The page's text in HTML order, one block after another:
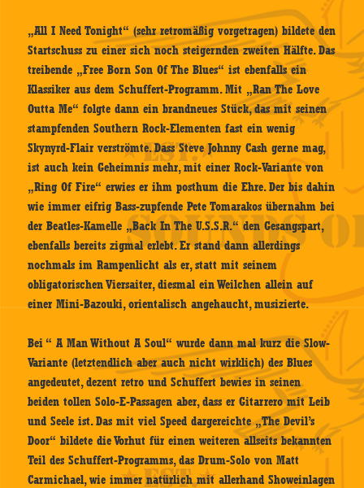
„All I Need Tonight“ (sehr retromäßig vorgetragen) bildete den
Startschuss zu einer sich noch steigernden zweiten Hälfte. Das
treibende „Free Born Son Of The Blues“ ist ebenfalls ein
Klassiker aus dem Schuffert-Programm. Mit „Ran The Love
Outta Me“ folgte dann ein brandneues Stück, das mit seinen
stampfenden Southern Rock-Elementen fast ein wenig
Skynyrd-Flair verströmte. Dass Steve Johnny Cash gerne mag,
ist auch kein Geheimnis mehr, mit einer Rock-Variante von
„Ring Of Fire“ erwies er ihm posthum die Ehre. Der bis dahin
wie immer eifrig Bass-zupfende Pete Tomarakos übernahm bei
der Beatles-Kamelle „Back In The U.S.S.R.“ den Gesangspart,
ebenfalls bereits zigmal erlebt. Er stand dann allerdings
nochmals im Rampenlicht als er, statt mit seinem
obligatorischen Viersaiter, diesmal ein Weilchen allein auf
einer Mini-Bazouki, orientalisch angehaucht, musizierte.
Bei “ A Man Without A Soul“ wurde dann mal kurz die Slow-
Variante (letztendlich aber auch nicht wirklich) des Blues
angedeutet, dezent retro und Schuffert bewies in seinen
beiden tollen Solo-E-Passagen aber, dass er Gitarrero mit Leib
und Seele ist. Das mit viel Speed dargereichte „The Devil’s
Door“ bildete die Vorhut für einen weiteren allseits bekannten
Teil des Schuffert-Programms, das Drum-Solo von Matt
Carmichael, wie immer natürlich mit allerhand Showeinlagen